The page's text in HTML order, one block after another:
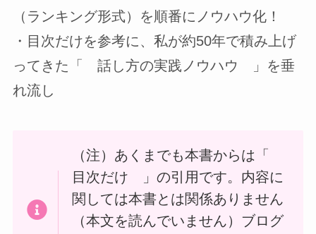
（ランキング形式）を順番にノウハウ化！
・目次だけを参考に、私が約50年で積み上げ
ってきた「 話し方の実践ノウハウ 」を垂
れ流し
（注）あくまでも本書からは「
目次だけ 」の引用です。内容に
関しては本書とは関係ありません
（本文を読んでいません）ブログ